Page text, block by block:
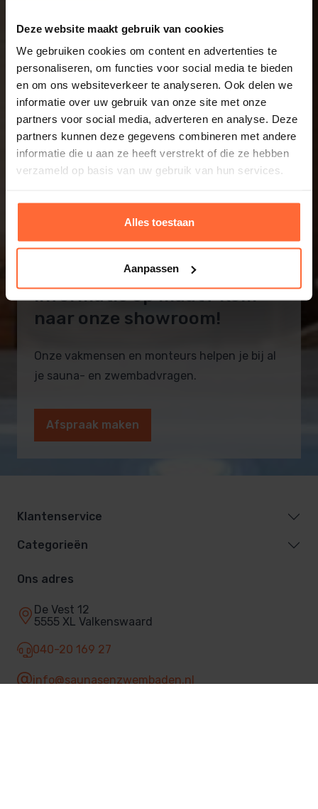
Deze website maakt gebruik van cookies
We gebruiken cookies om content en advertenties te
personaliseren, om functies voor social media te bieden
en om ons websiteverkeer te analyseren. Ook delen we
informatie over uw gebruik van onze site met onze
partners voor social media, adverteren en analyse. Deze
partners kunnen deze gegevens combineren met andere
informatie die u aan ze heeft verstrekt of die ze hebben
verzameld op basis van uw gebruik van hun services.
Alles toestaan
Aanpassen
Informatie op maat? Kom
naar onze showroom!
Onze vakmensen en monteurs helpen je bij al
je sauna- en zwembadvragen.
Afspraak maken
Klantenservice
Categorieën
Ons adres
De Vest 12
5555 XL Valkenswaard
040-20 169 27
info@saunasenzwembaden.nl